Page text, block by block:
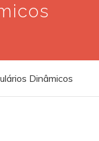
Dinâmicos